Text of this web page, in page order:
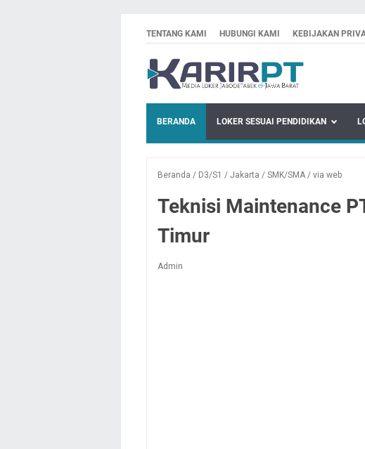
TENTANG KAMI HUBUNGI KAMI KEBIJAKAN
BERANDA LOKER SESUAI PENDIDIKAN
Beranda / D3/S1 / Jakarta / SMK/SMA / via web
Teknisi Maintenance
Timur
Admin